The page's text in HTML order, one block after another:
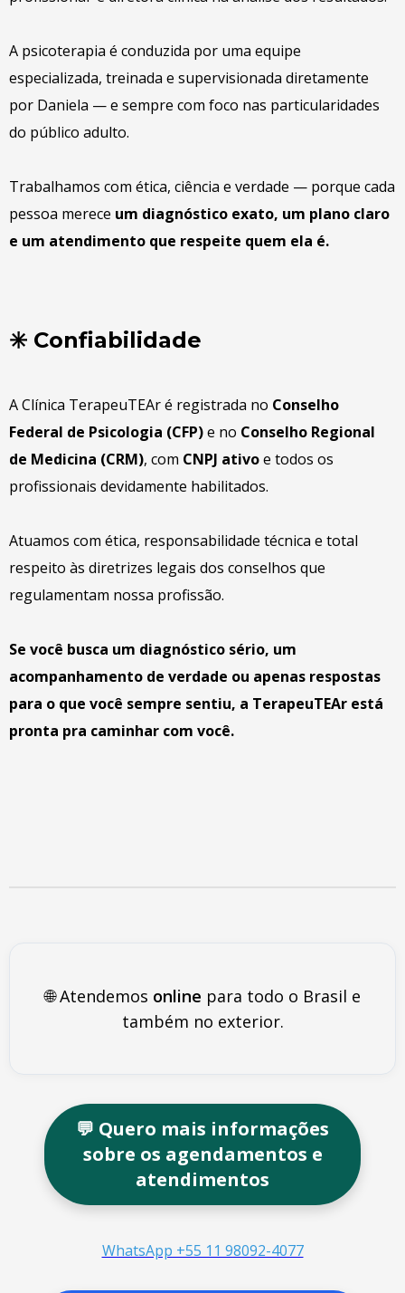
A psicoterapia é conduzida por uma equipe
especializada, treinada e supervisionada diretamente
por Daniela — e sempre com foco nas particularidades
do público adulto.
Trabalhamos com ética, ciência e verdade — porque cada
pessoa merece um diagnóstico exato, um plano claro
e um atendimento que respeite quem ela é.
✳️ Confiabilidade
A Clínica TerapeuTEAr é registrada no Conselho
Federal de Psicologia (CFP)e no Conselho Regional
de Medicina (CRM), com CNPJ ativoe todos os
profissionais devidamente habilitados.
Atuamos com ética, responsabilidade técnica e total
respeito às diretrizes legais dos conselhos que
regulamentam nossa profissão.
Se você busca um diagnóstico sério, um
acompanhamento de verdade ou apenas respostas
para o que você sempre sentiu, a TerapeuTEAr está
pronta pra caminhar com você.
🌐 Atendemos online para todo o Brasil e
também no exterior.
💬 Quero mais informações
sobre os agendamentos e
atendimentos
WhatsApp +55 11 98092-4077